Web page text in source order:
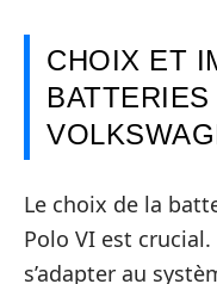
CHOIX ET
Le choix de la
Polo VI est
s’adapter au